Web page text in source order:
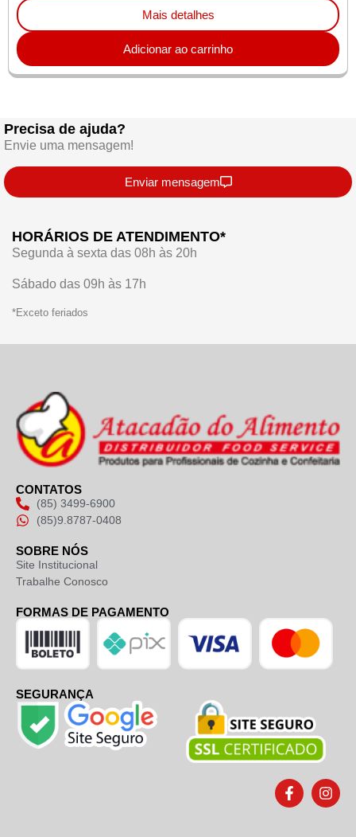
Mais detalhes
Adicionar ao carrinho
Precisa de ajuda?
Envie uma mensagem!
Enviar mensagem
HORÁRIOS DE ATENDIMENTO*
Segunda à sexta das 08h às 20h
Sábado das 09h às 17h
*Exceto feriados
(85) 3499-6900
(85)9.8787-0408
CONTATOS
SOBRE NÓS
Site Institucional
Trabalhe Conosco
FORMAS DE PAGAMENTO
SEGURANÇA